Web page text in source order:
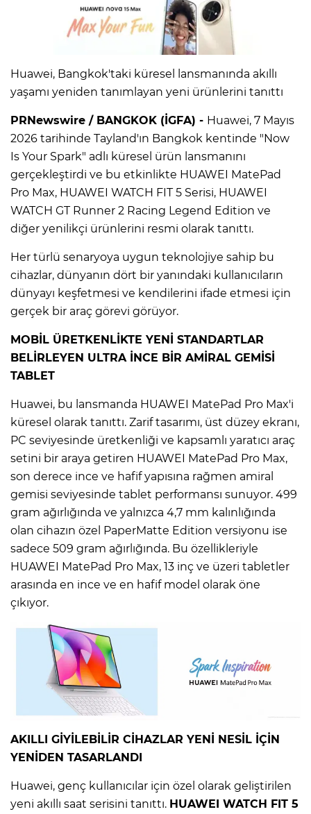
Huawei, Bangkok'taki küresel lansmanında akıllı
yaşamı yeniden tanımlayan yeni ürünlerini tanıttı
PRNewswire / BANGKOK (İGFA) - Huawei, 7 Mayıs
2026 tarihinde Tayland'ın Bangkok kentinde "Now
Is Your Spark" adlı küresel ürün lansmanını
gerçekleştirdi ve bu etkinlikte HUAWEI MatePad
Pro Max, HUAWEI WATCH FIT 5 Serisi, HUAWEI
WATCH GT Runner 2 Racing Legend Edition ve
diğer yenilikçi ürünlerini resmi olarak tanıttı.
Her türlü senaryoya uygun teknolojiye sahip bu
cihazlar, dünyanın dört bir yanındaki kullanıcıların
dünyayı keşfetmesi ve kendilerini ifade etmesi için
gerçek bir araç görevi görüyor.
MOBİL ÜRETKENLİKTE YENİ STANDARTLAR
BELİRLEYEN ULTRA İNCE BİR AMİRAL GEMİSİ
TABLET
Huawei, bu lansmanda HUAWEI MatePad Pro Max'i
küresel olarak tanıttı. Zarif tasarımı, üst düzey ekranı,
PC seviyesinde üretkenliği ve kapsamlı yaratıcı araç
setini bir araya getiren HUAWEI MatePad Pro Max,
son derece ince ve hafif yapısına rağmen amiral
gemisi seviyesinde tablet performansı sunuyor. 499
gram ağırlığında ve yalnızca 4,7 mm kalınlığında
olan cihazın özel PaperMatte Edition versiyonu ise
sadece 509 gram ağırlığında. Bu özellikleriyle
HUAWEI MatePad Pro Max, 13 inç ve üzeri tabletler
arasında en ince ve en hafif model olarak öne
çıkıyor.
AKILLI GİYİLEBİLİR CİHAZLAR YENİ NESİL İÇİN
YENİDEN TASARLANDI
Huawei, genç kullanıcılar için özel olarak geliştirilen
yeni akıllı saat serisini tanıttı. HUAWEI WATCH FIT 5